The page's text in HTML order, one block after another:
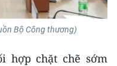
Bộ Công thương)
hợp chặt chẽ sớm